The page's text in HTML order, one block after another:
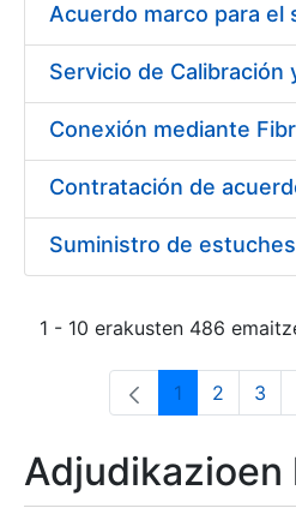
1 - 10 erakusten 486
Orrialdea
1 2 3
Adjudikazioen